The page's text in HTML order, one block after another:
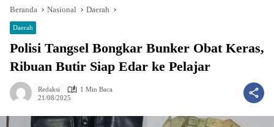
Beranda Nasional Daerah
Daerah
Polisi Tangsel Bongkar Bunker Obat Keras,
Ribuan Butir Siap Edar ke Pelajar
Redaksi
1 Min Baca
21/08/2025